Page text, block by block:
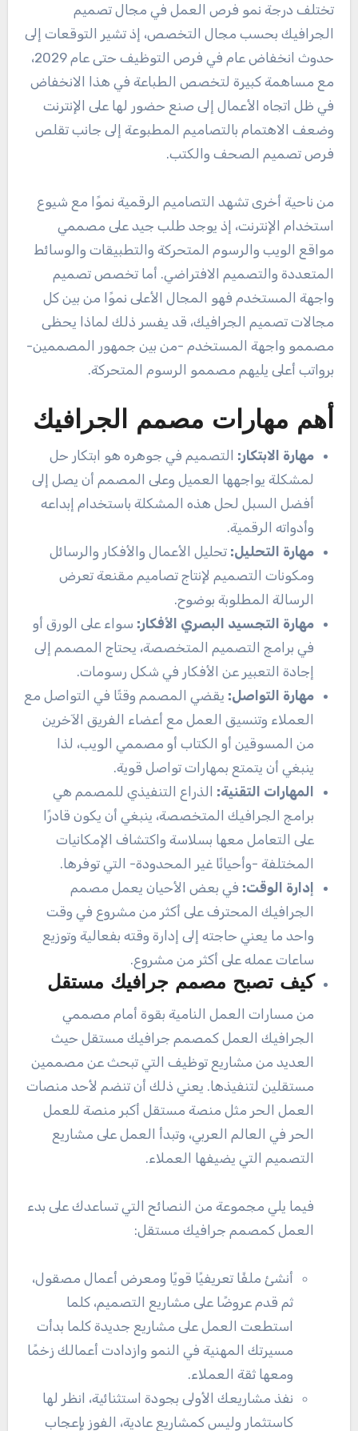
تختلف درجة نمو فرص العمل في مجال تصميم
الجرافيك بحسب مجال التخصص، إذ تشير التوقعات إلى
حدوث انخفاض عام في فرص التوظيف حتى عام 2029،
مع مساهمة كبيرة لتخصص الطباعة في هذا الانخفاض
في ظل اتجاه الأعمال إلى صنع حضور لها على الإنترنت
وضعف الاهتمام بالتصاميم المطبوعة إلى جانب تقلص
فرص تصميم الصحف والكتب.
من ناحية أخرى تشهد التصاميم الرقمية نموًا مع شيوع
استخدام الإنترنت، إذ يوجد طلب جيد على مصممي
مواقع الويب والرسوم المتحركة والتطبيقات والوسائط
المتعددة والتصميم الافتراضي. أما تخصص تصميم
واجهة المستخدم فهو المجال الأعلى نموًا من بين كل
مجالات تصميم الجرافيك، قد يفسر ذلك لماذا يحظى
مصممو واجهة المستخدم -من بين جمهور المصممين-
برواتب أعلى يليهم مصممو الرسوم المتحركة.
أهم مهارات مصمم الجرافيك
مهارة الابتكار: التصميم في جوهره هو ابتكار حل
لمشكلة يواجهها العميل وعلى المصمم أن يصل إلى
أفضل السبل لحل هذه المشكلة باستخدام إبداعه
وأدواته الرقمية.
مهارة التحليل:تحليل الأعمال والأفكار والرسائل
ومكونات التصميم لإنتاج تصاميم مقنعة تعرض
الرسالة المطلوبة بوضوح.
مهارة التجسيد البصري الأفكار: سواء على الورق أو
في برامج التصميم المتخصصة، يحتاج المصمم إلى
إجادة التعبير عن الأفكار في شكل رسومات.
مهارة التواصل: يقضي المصمم وقتًا في التواصل مع
العملاء وتنسيق العمل مع أعضاء الفريق الآخرين
من المسوقين أو الكتاب أو مصممي الويب، لذا
ينبغي أن يتمتع بمهارات تواصل قوية.
المهارات التقنية: الذراع التنفيذي للمصمم هي
برامج الجرافيك المتخصصة، ينبغي أن يكون قادرًا
على التعامل معها بسلاسة واكتشاف الإمكانيات
المختلفة -وأحيانًا غير المحدودة- التي توفرها.
إدارة الوقت: في بعض الأحيان يعمل مصمم
الجرافيك المحترف على أكثر من مشروع في وقت
واحد ما يعني حاجته إلى إدارة وقته بفعالية وتوزيع
ساعات عمله على أكثر من مشروع.
كيف تصبح مصمم جرافيك مستقل
من مسارات العمل النامية بقوة أمام مصممي
الجرافيك العمل كمصمم جرافيك مستقل حيث
العديد من مشاريع توظيف التي تبحث عن مصممين
مستقلين لتنفيذها. يعني ذلك أن تنضم لأحد منصات
العمل الحر مثل منصة مستقل أكبر منصة للعمل
الحر في العالم العربي، وتبدأ العمل على مشاريع
التصميم التي يضيفها العملاء.
فيما يلي مجموعة من النصائح التي تساعدك على بدء
العمل كمصمم جرافيك مستقل:
أنشئ ملفًا تعريفيًا قويًا ومعرض أعمال مصقول،
ثم قدم عروضًا على مشاريع التصميم، كلما
استطعت العمل على مشاريع جديدة كلما بدأت
مسيرتك المهنية في النمو وازدادت أعمالك زخمًا
ومعها ثقة العملاء.
نفذ مشاريعك الأولى بجودة استثنائية، انظر لها
كاستثمار وليس كمشاريع عادية، الفوز بإعجاب